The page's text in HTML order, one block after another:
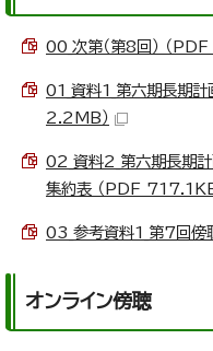
00_次第（第8回） （
01_資料1_第六期長期計
2.2MB）
02_資料2_第六期長期
集約表 （PDF 717.1KB
03_参考資料1_第7回傍
オンライン傍聴